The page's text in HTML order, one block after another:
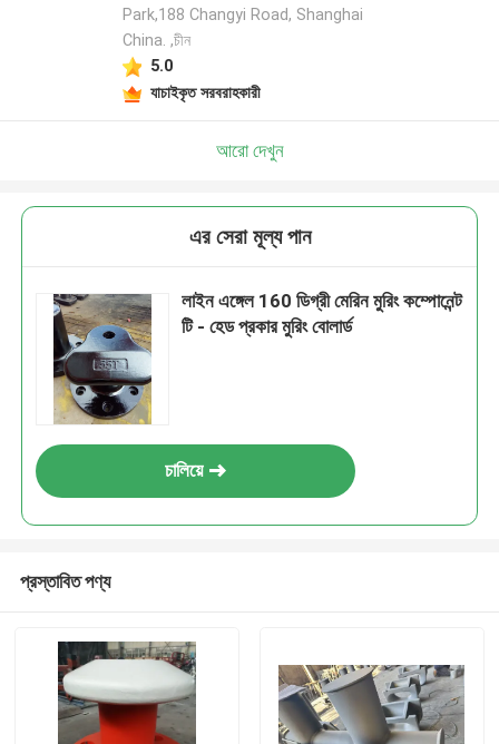
Park,188 Changyi Road, Shanghai
China. ,চীন
5.0
যাচাইকৃত সরবরাহকারী
আরো দেখুন
এর সেরা মূল্য পান
লাইন এঙ্গেল 160 ডিগ্রী মেরিন মুরিং কম্পোনেন্ট
টি - হেড প্রকার মুরিং বোলার্ড
চালিয়ে
প্রস্তাবিত পণ্য